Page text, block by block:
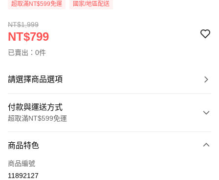
超取滿NT$599免運 國家/地區配送
NT$1,999
NT$799
已賣出：0件
請選擇商品選項
付款與運送方式
超取滿NT$599免運
信用卡一次付款
超商取貨付款
商品特色
商品編號
11892127